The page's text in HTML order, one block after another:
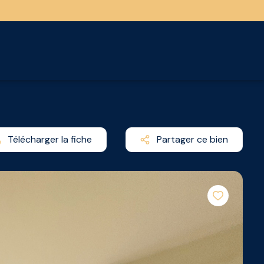
Télécharger la fiche Partager ce bien